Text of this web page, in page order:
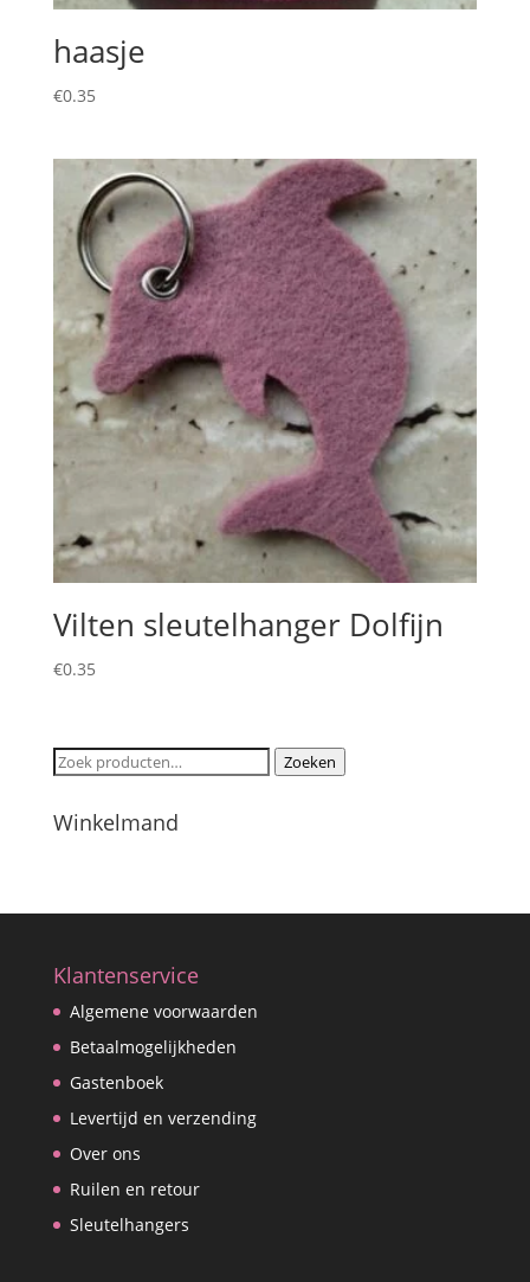
haasje
€0.35
Vilten sleutelhanger Dolfijn
€0.35
Zoeken
Zoeken
Winkelmand
Klantenservice
Algemene voorwaarden
Betaalmogelijkheden
Gastenboek
Levertijd en verzending
Over ons
Ruilen en retour
Sleutelhangers